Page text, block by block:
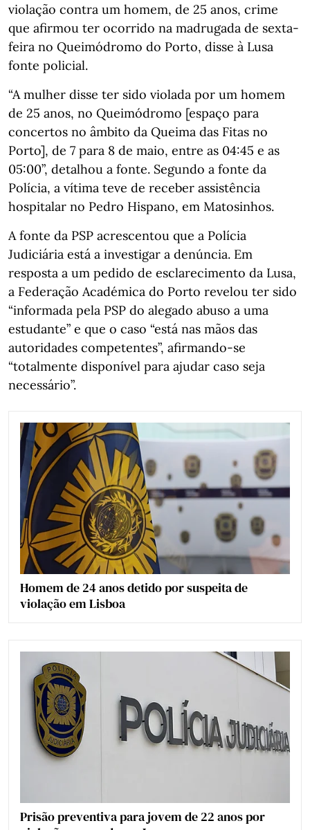
violação contra um homem, de 25 anos, crime
que afirmou ter ocorrido na madrugada de sexta-
feira no Queimódromo do Porto, disse à Lusa
fonte policial.
“A mulher disse ter sido violada por um homem
de 25 anos, no Queimódromo [espaço para
concertos no âmbito da Queima das Fitas no
Porto], de 7 para 8 de maio, entre as 04:45 e as
05:00”, detalhou a fonte. Segundo a fonte da
Polícia, a vítima teve de receber assistência
hospitalar no Pedro Hispano, em Matosinhos.
A fonte da PSP acrescentou que a Polícia
Judiciária está a investigar a denúncia. Em
resposta a um pedido de esclarecimento da Lusa,
a Federação Académica do Porto revelou ter sido
“informada pela PSP do alegado abuso a uma
estudante” e que o caso “está nas mãos das
autoridades competentes”, afirmando-se
“totalmente disponível para ajudar caso seja
necessário”.
Homem de 24 anos detido por suspeita de
violação em Lisboa
Prisão preventiva para jovem de 22 anos por